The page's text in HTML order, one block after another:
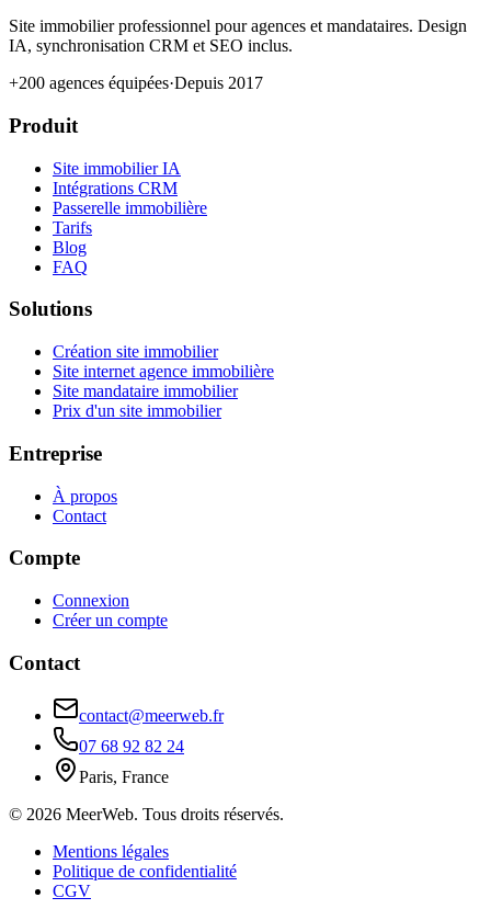
Site immobilier professionnel pour agences et mandataires. Design
IA, synchronisation CRM et SEO inclus.
+200 agences équipées·Depuis 2017
Produit
Site immobilier IA
Intégrations CRM
Passerelle immobilière
Tarifs
Blog
FAQ
Solutions
Création site immobilier
Site internet agence immobilière
Site mandataire immobilier
Prix d'un site immobilier
Entreprise
À propos
Contact
Compte
Connexion
Créer un compte
Contact
contact@meerweb.fr
07 68 92 82 24
Paris, France
© 2026 MeerWeb. Tous droits réservés.
Mentions légales
Politique de confidentialité
CGV